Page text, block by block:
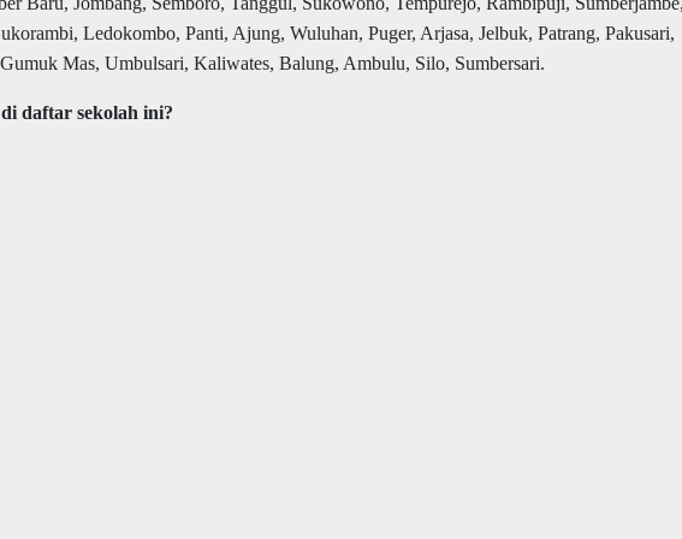
Ledokombo, Panti, Ajung, Wuluhan, Puger, Arjasa, Jelbuk, Patrang, Pakusari,
Mas, Umbulsari, Kaliwates, Balung, Ambulu, Silo, Sumbersari.
daftar sekolah ini?